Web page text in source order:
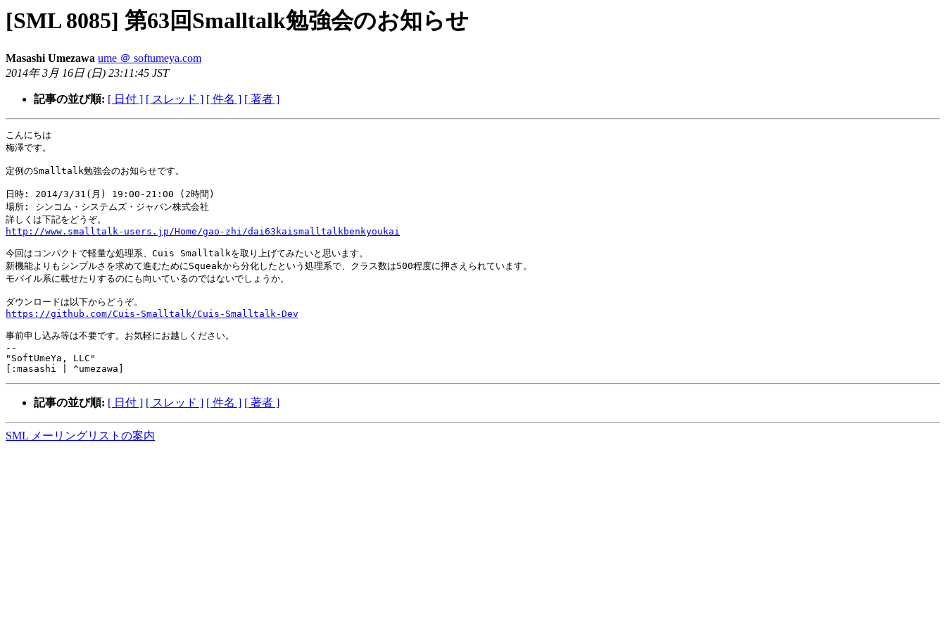
[SML 8085] 第63回Smalltalk勉強会のお知らせ
Masashi Umezawa ume ＠ softumeya.com
2014年 3月 16日 (日) 23:11:45 JST
記事の並び順: [ 日付 ] [ スレッド ] [ 件名 ] [ 著者 ]
こんにちは
梅澤です。
定例のSmalltalk勉強会のお知らせです。
日時: 2014/3/31(月) 19:00-21:00 (2時間)
場所: シンコム・システムズ・ジャパン株式会社
http://www.smalltalk-users.jp/Home/gao-zhi/dai63kaismalltalkbenkyoukai
今回はコンパクトで軽量な処理系、Cuis Smalltalkを取り上げてみたいと思います。
新機能よりもシンプルさを求めて進むためにSqueakから分化したという処理系で、クラス数は500程度に押さえられています。
モバイル系に載せたりするのにも向いているのではないでしょうか。
https://github.com/Cuis-Smalltalk/Cuis-Smalltalk-Dev
事前申し込み等は不要です。お気軽にお越しください。
--
"SoftUmeYa, LLC"
記事の並び順: [ 日付 ] [ スレッド ] [ 件名 ] [ 著者 ]
SML メーリングリストの案内